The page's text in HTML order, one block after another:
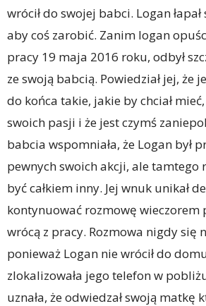
wrócił do swojej babci. Logan
aby coś zarobić. Zanim logan
pracy 19 maja 2016 roku, odbył
ze swoją babcią. Powiedział jej, że
do końca takie, jakie by chciał
swoich pasji i że jest czymś
babcia wspomniała, że Logan był
pewnych swoich akcji, ale tamtego
być całkiem inny. Jej wnuk unikał
kontynuować rozmowę wieczorem
wrócą z pracy. Rozmowa nigdy się
ponieważ Logan nie wrócił do
zlokalizowała jego telefon w
uznała, że odwiedzał swoją matkę